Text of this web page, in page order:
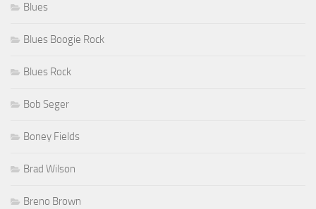
Blues
Blues Boogie Rock
Blues Rock
Bob Seger
Boney Fields
Brad Wilson
Breno Brown